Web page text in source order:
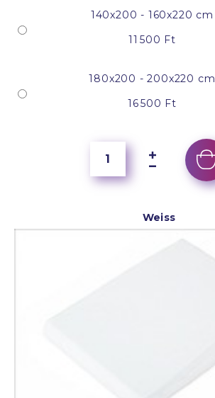
140x200 - 160x220 cm
11 500 Ft
180x200 - 200x220 cm
16 500 Ft
Weiss